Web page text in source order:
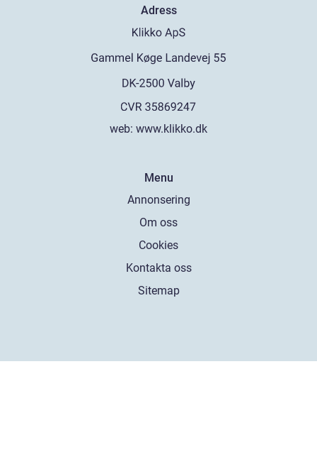
Adress
web: www.klikko.dk
Menu
Annonsering
Om oss
Cookies
Kontakta oss
Sitemap